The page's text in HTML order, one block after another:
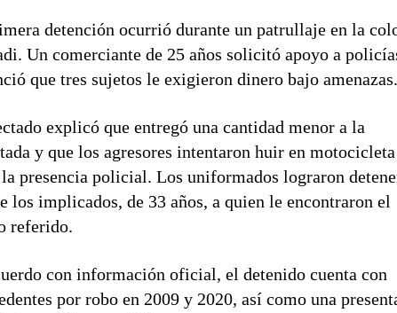
detención ocurrió durante un patrullaje en la
Un comerciante de 25 años solicitó apoyo a
que tres sujetos le exigieron dinero bajo amenazas.
explicó que entregó una cantidad menor a la
y que los agresores intentaron huir en
presencia policial. Los uniformados lograron
los implicados, de 33 años, a quien le encontraron el
referido.
con información oficial, el detenido cuenta con
por robo en 2009 y 2020, así como una